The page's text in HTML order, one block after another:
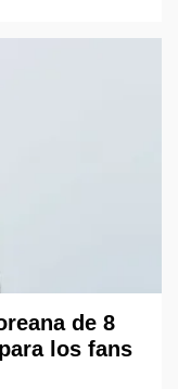
de 8
los fans